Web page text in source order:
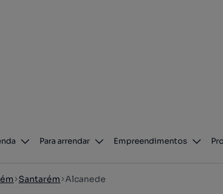
Para arrendar Empreendimentos
Santarém Alcanede